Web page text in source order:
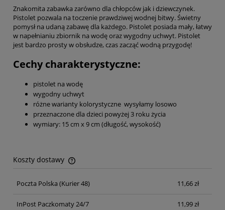
Znakomita zabawka zarówno dla chłopców jak i dziewczynek.
Pistolet pozwala na toczenie prawdziwej wodnej bitwy. Świetny
pomysł na udaną zabawę dla każdego. Pistolet posiada mały, łatwy
w napełnianiu zbiornik na wodę oraz wygodny uchwyt. Pistolet
jest bardzo prosty w obsłudze, czas zacząć wodną przygodę!
Cechy charakterystyczne:
pistolet na wodę
wygodny uchwyt
różne warianty kolorystyczne wysyłamy losowo
przeznaczone dla dzieci powyżej 3 roku życia
wymiary: 15 cm x 9 cm (długość, wysokość)
Koszty dostawy
Cena nie zawiera ewentualnych kosztów płatności
Poczta Polska (Kurier 48) 11,66 zł
InPost Paczkomaty 24/7 11,99 zł